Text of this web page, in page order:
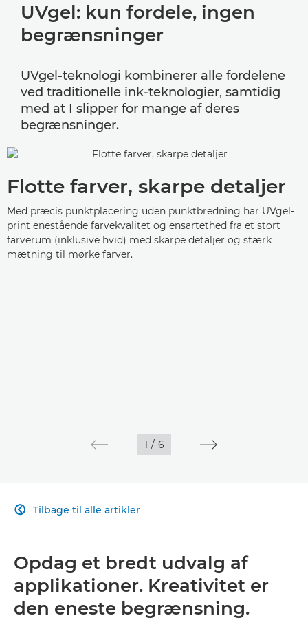
UVgel: kun fordele, ingen
begrænsninger
UVgel-teknologi kombinerer alle fordelene
ved traditionelle ink-teknologier, samtidig
med at I slipper for mange af deres
begrænsninger.
Flotte farver, skarpe detaljer
Med præcis punktplacering uden punktbredning har UVgel-
print enestående farvekvalitet og ensartethed fra et stort
farverum (inklusive hvid) med skarpe detaljer og stærk
mætning til mørke farver.
1 / 6
Tilbage til alle artikler

Opdag et bredt udvalg af
applikationer. Kreativitet er
den eneste begrænsning.